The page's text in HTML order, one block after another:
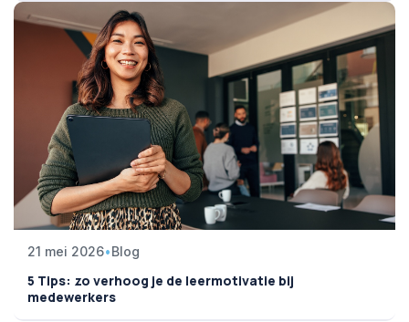
21 mei 2026•Blog
5 Tips: zo verhoog je de leermotivatie bij
medewerkers